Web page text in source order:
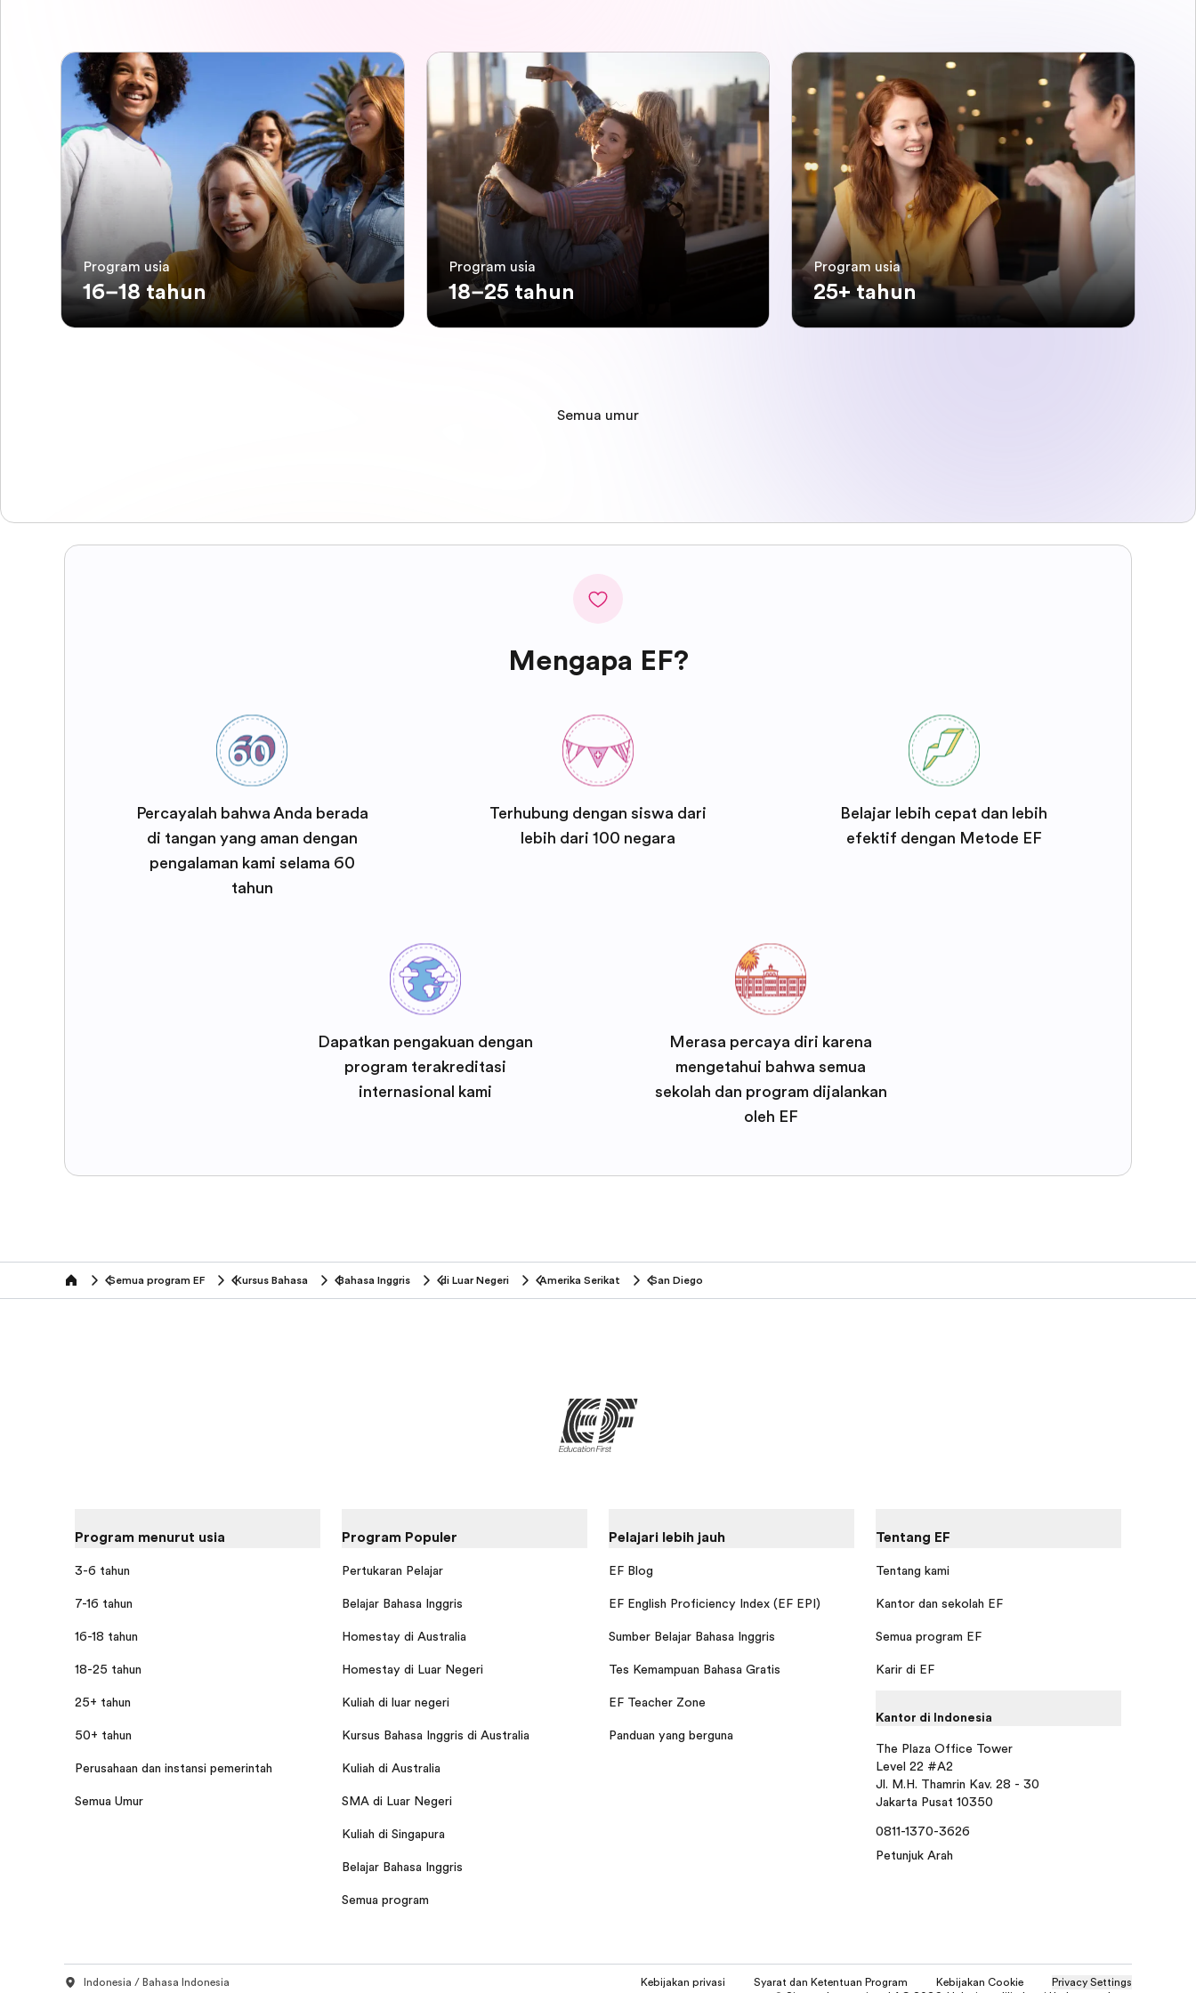
Program usia
16–18 tahun
Program usia
18–25 tahun
Program usia
25+ tahun
Semua umur
Mengapa EF?
Percayalah bahwa Anda berada
di tangan yang aman dengan
pengalaman kami selama 60
tahun
Terhubung dengan siswa dari
lebih dari 100 negara
Belajar lebih cepat dan lebih
efektif dengan Metode EF
Dapatkan pengakuan dengan
program terakreditasi
internasional kami
Merasa percaya diri karena
mengetahui bahwa semua
sekolah dan program dijalankan
oleh EF
home Semua program EF Kursus Bahasa Bahasa Inggris di Luar Negeri Amerika Serikat San Diego
Program menurut usia
3-6 tahun
7-16 tahun
16-18 tahun
18-25 tahun
25+ tahun
50+ tahun
Perusahaan dan instansi pemerintah
Semua Umur
Program Populer
Pertukaran Pelajar
Belajar Bahasa Inggris
Homestay di Australia
Homestay di Luar Negeri
Kuliah di luar negeri
Kursus Bahasa Inggris di Australia
Kuliah di Australia
SMA di Luar Negeri
Kuliah di Singapura
Belajar Bahasa Inggris
Semua program
Pelajari lebih jauh
EF Blog
EF English Proficiency Index (EF EPI)
Sumber Belajar Bahasa Inggris
Tes Kemampuan Bahasa Gratis
EF Teacher Zone
Panduan yang berguna
Tentang EF
Tentang kami
Kantor dan sekolah EF
Semua program EF
Karir di EF
Kantor di Indonesia
The Plaza Office Tower
Level 22 #A2
Jl. M.H. Thamrin Kav. 28 - 30
Jakarta Pusat 10350
0811-1370-3626
Petunjuk Arah
Indonesia / Bahasa Indonesia Kebijakan privasi Syarat dan Ketentuan Program Kebijakan Cookie
Privacy Settings